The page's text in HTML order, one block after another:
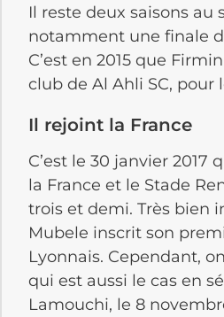
Il reste deux saisons
notamment une finale
C’est en 2015 que Firmin
club de Al Ahli SC, pour
Il rejoint la France
C’est le 30 janvier
la France et le Stade
trois et demi. Très bien
Mubele inscrit son
Lyonnais. Cependant,
qui est aussi le cas en
Lamouchi, le 8